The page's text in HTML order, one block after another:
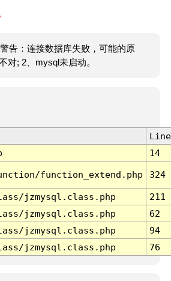
告：连接数据库失败，可能的原
对; 2、mysql未启动。
Line
14
function_extend.php 324
jzmysql.class.php
211
jzmysql.class.php
62
jzmysql.class.php
94
jzmysql.class.php 76